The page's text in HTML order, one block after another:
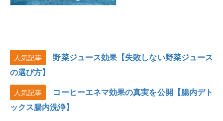
人気記事
野菜ジュース効果【失敗しない野菜ジュース
の選び方】
人気記事
コーヒーエネマ効果の真実を公開【腸内デト
ックス腸内洗浄】